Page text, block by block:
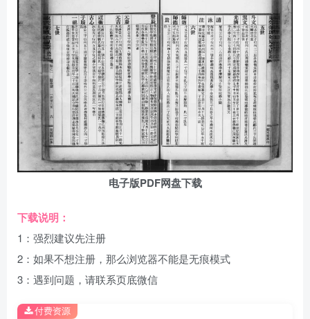
电子版PDF网盘下载
下载说明：
1：强烈建议先注册
2：如果不想注册，那么浏览器不能是无痕模式
3：遇到问题，请联系页底微信
付费资源